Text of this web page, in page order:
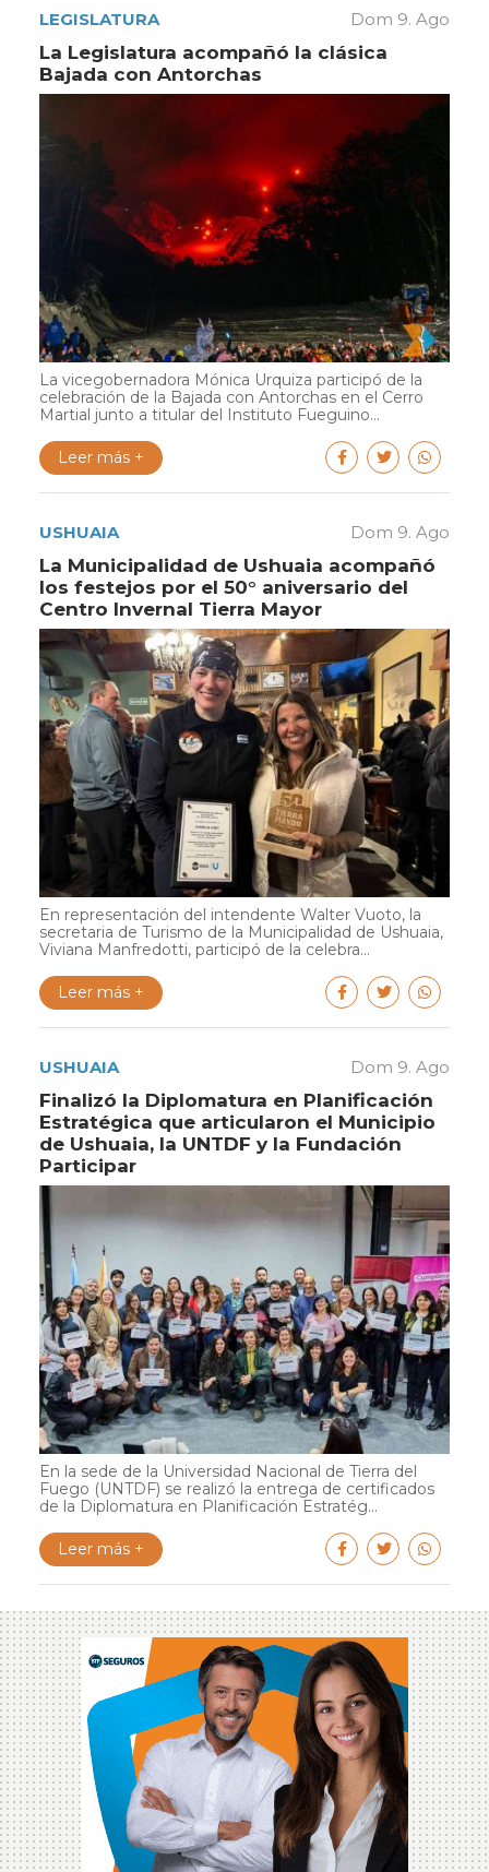
LEGISLATURA Dom 9. Ago
La Legislatura acompañó la clásica
Bajada con Antorchas
La vicegobernadora Mónica Urquiza participó de la
celebración de la Bajada con Antorchas en el Cerro
Martial junto a titular del Instituto Fueguino...
Leer más +
USHUAIA Dom 9. Ago
La Municipalidad de Ushuaia acompañó
los festejos por el 50° aniversario del
Centro Invernal Tierra Mayor
En representación del intendente Walter Vuoto, la
secretaria de Turismo de la Municipalidad de Ushuaia,
Viviana Manfredotti, participó de la celebra...
Leer más +
USHUAIA Dom 9. Ago
Finalizó la Diplomatura en Planificación
Estratégica que articularon el Municipio
de Ushuaia, la UNTDF y la Fundación
Participar
En la sede de la Universidad Nacional de Tierra del
Fuego (UNTDF) se realizó la entrega de certificados
de la Diplomatura en Planificación Estratég...
Leer más +